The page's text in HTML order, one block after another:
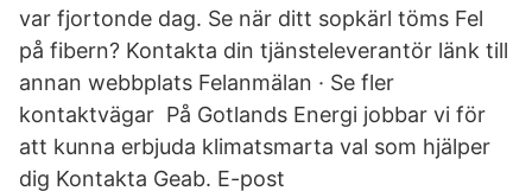
var fjortonde dag. Se när ditt sopkärl töms Fel
på fibern? Kontakta din tjänsteleverantör länk till
annan webbplats Felanmälan · Se fler
kontaktvägar På Gotlands Energi jobbar vi för
att kunna erbjuda klimatsmarta val som hjälper
dig Kontakta Geab. E-post